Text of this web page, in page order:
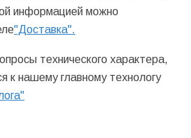
информацией можно
"Доставка".
технического характера,
к нашему главному технологу